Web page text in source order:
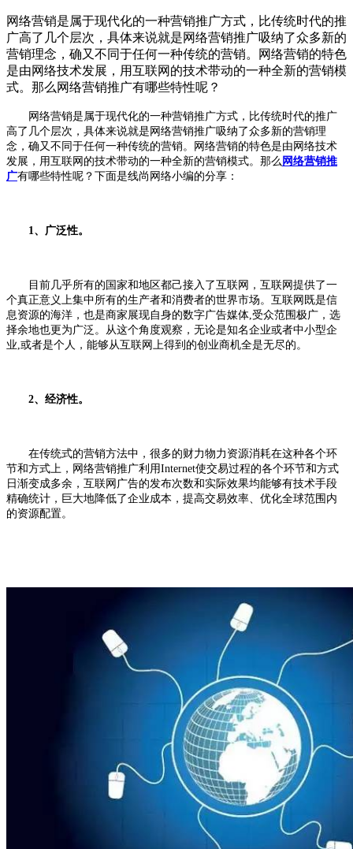
网络营销是属于现代化的一种营销推广方式，比传统时代的推
广高了几个层次，具体来说就是网络营销推广吸纳了众多新的
营销理念，确又不同于任何一种传统的营销。网络营销的特色
是由网络技术发展，用互联网的技术带动的一种全新的营销模
式。那么网络营销推广有哪些特性呢？
网络营销是属于现代化的一种营销推广方式，比传统时代的推广
高了几个层次，具体来说就是网络营销推广吸纳了众多新的营销理
念，确又不同于任何一种传统的营销。网络营销的特色是由网络技术
发展，用互联网的技术带动的一种全新的营销模式。那么 网络营销推
广有哪些特性呢？下面是线尚网络小编的分享：
1、广泛性。
目前几乎所有的国家和地区都己接入了互联网，互联网提供了一
个真正意义上集中所有的生产者和消费者的世界市场。互联网既是信
息资源的海洋，也是商家展现自身的数字广告媒体,受众范围极广，选
择余地也更为广泛。从这个角度观察，无论是知名企业或者中小型企
业,或者是个人，能够从互联网上得到的创业商机全是无尽的。
2、经济性。
在传统式的营销方法中，很多的财力物力资源消耗在这种各个环
节和方式上，网络营销推广利用Internet使交易过程的各个环节和方式
日渐变成多余，互联网广告的发布次数和实际效果均能够有技术手段
精确统计，巨大地降低了企业成本，提高交易效率、优化全球范围内
的资源配置。